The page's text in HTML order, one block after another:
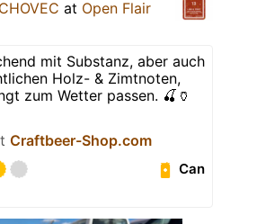
at Open Flair
mit Substanz, aber auch
Holz- & Zimtnoten,
zum Wetter passen. 🍒🏺
Craftbeer-Shop.com
Can